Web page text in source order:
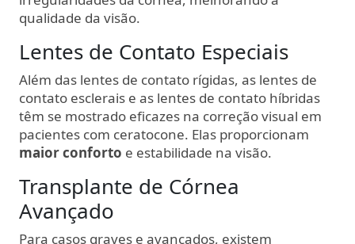
qualidade da visão.
Lentes de Contato Especiais
Além das lentes de contato rígidas, as lentes de
contato esclerais e as lentes de contato híbridas
têm se mostrado eficazes na correção visual em
pacientes com ceratocone. Elas proporcionam
maior conforto e estabilidade na visão.
Transplante de Córnea
Avançado
Para casos graves e avançados, existem